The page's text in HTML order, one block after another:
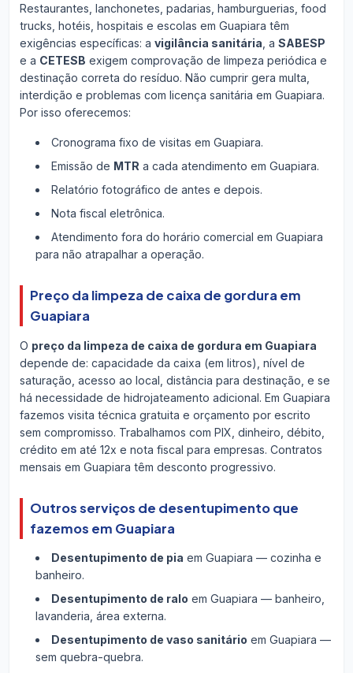
Restaurantes, lanchonetes, padarias, hamburguerias, food
trucks, hotéis, hospitais e escolas em Guapiara têm
exigências específicas: a vigilância sanitária , a SABESP
e a CETESB exigem comprovação de limpeza periódica e
destinação correta do resíduo. Não cumprir gera multa,
interdição e problemas com licença sanitária em Guapiara.
Por isso oferecemos:
Cronograma fixo de visitas em Guapiara.
Emissão de MTR a cada atendimento em Guapiara.
Relatório fotográfico de antes e depois.
Nota fiscal eletrônica.
Atendimento fora do horário comercial em Guapiara
para não atrapalhar a operação.
Preço da limpeza de caixa de gordura em
Guapiara
O preço da limpeza de caixa de gordura em Guapiara
depende de: capacidade da caixa (em litros), nível de
saturação, acesso ao local, distância para destinação, e se
há necessidade de hidrojateamento adicional. Em Guapiara
fazemos visita técnica gratuita e orçamento por escrito
sem compromisso. Trabalhamos com PIX, dinheiro, débito,
crédito em até 12x e nota fiscal para empresas. Contratos
mensais em Guapiara têm desconto progressivo.
Outros serviços de desentupimento que
fazemos em Guapiara
Desentupimento de pia em Guapiara — cozinha e
banheiro.
Desentupimento de ralo em Guapiara — banheiro,
lavanderia, área externa.
Desentupimento de vaso sanitário em Guapiara —
sem quebra-quebra.